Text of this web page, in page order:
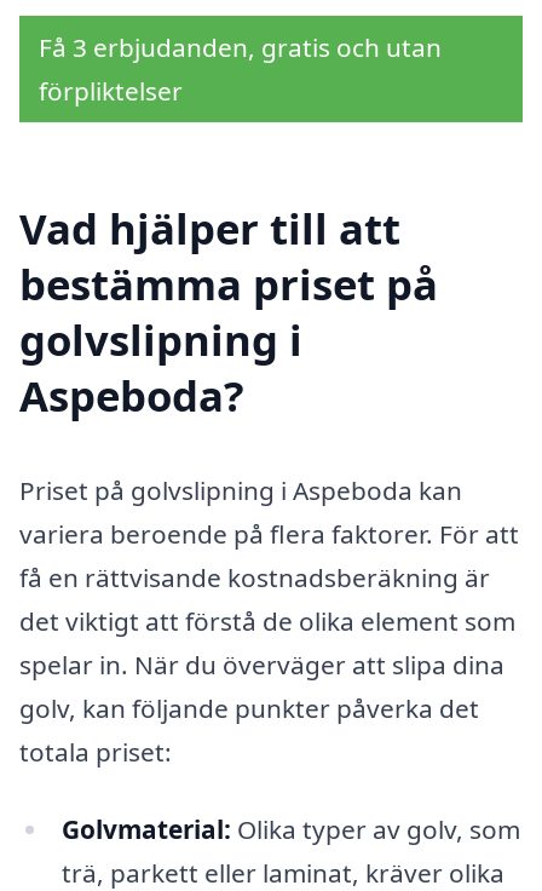
Få 3 erbjudanden, gratis och utan
förpliktelser
Vad hjälper till att
bestämma priset på
golvslipning i
Aspeboda?
Priset på golvslipning i Aspeboda kan
variera beroende på flera faktorer. För att
få en rättvisande kostnadsberäkning är
det viktigt att förstå de olika element som
spelar in. När du överväger att slipa dina
golv, kan följande punkter påverka det
totala priset:
Golvmaterial: Olika typer av golv, som
trä, parkett eller laminat, kräver olika